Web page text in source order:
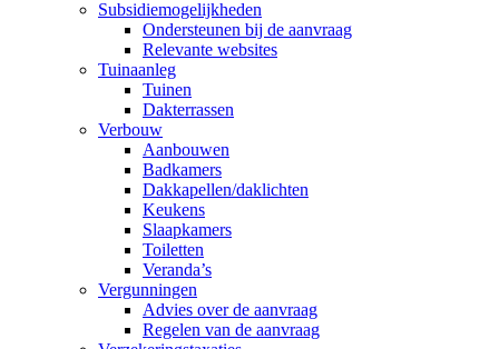
Subsidiemogelijkheden
Ondersteunen bij de aanvraag
Relevante websites
Tuinaanleg
Tuinen
Dakterrassen
Verbouw
Aanbouwen
Badkamers
Dakkapellen/daklichten
Keukens
Slaapkamers
Toiletten
Veranda’s
Vergunningen
Advies over de aanvraag
Regelen van de aanvraag